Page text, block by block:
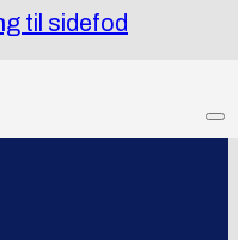
til sidefod